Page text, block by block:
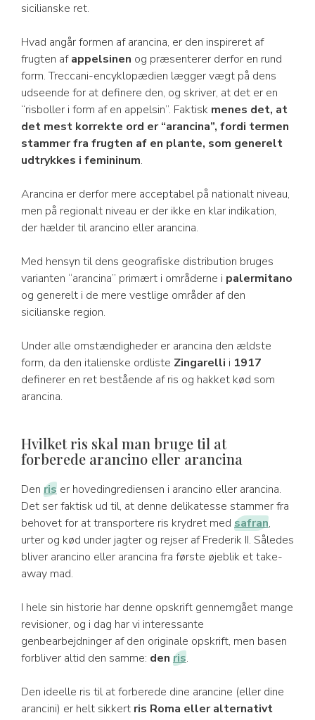
sicilianske ret.
Hvad angår formen af arancina, er den inspireret af
frugten afappelsinen og præsenterer derfor en rund
form. Treccani-encyklopædien lægger vægt på dens
udseende for at definere den, og skriver, at det er en
“risboller i form af en appelsin”. Faktisk menes det, at
det mest korrekte ord er “arancina”, fordi termen
stammer fra frugten af en plante, som generelt
udtrykkes i femininum.
Arancina er derfor mere acceptabel på nationalt niveau,
men på regionalt niveau er der ikke en klar indikation,
der hælder til arancino eller arancina.
Med hensyn til dens geografiske distribution bruges
varianten “arancina” primært i områderne i palermitano
og generelt i de mere vestlige områder af den
sicilianske region.
Under alle omstændigheder er arancina den ældste
form, da den italienske ordliste Zingarelli i 1917
definerer en ret bestående af ris og hakket kød som
arancina.
Hvilket ris skal man bruge til at
forberede arancino eller arancina
Den ris er hovedingrediensen i arancino eller arancina.
Det ser faktisk ud til, at denne delikatesse stammer fra
behovet for at transportere ris krydret med safran,
urter og kød under jagter og rejser af Frederik II. Således
bliver arancino eller arancina fra første øjeblik et take-
away mad.
I hele sin historie har denne opskrift gennemgået mange
revisioner, og i dag har vi interessante
genbearbejdninger af den originale opskrift, men basen
forbliver altid den samme: den ris.
Den ideelle ris til at forberede dine arancine (eller dine
arancini) er helt sikkert ris Roma eller alternativt